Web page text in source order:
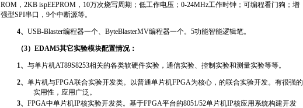
ROM ， 2KB ispEEPROM ， 10万次烧写周期；低工作电压； 0-24MHz工作时钟；可编程看门狗；增
强型SPI串口， 9个中断源等。
4、USB-Blaster编程器一个、ByteBlasterMV编程器一个。5功能智能逻辑笔。
（3）EDAM5其它实验模块配置情况：
1、与单片机AT89S8253相关的各类软硬件实验，通信实验、控制实验和测量实验等等。
2、 单片机与FPGA联合实验开发类。以普通单片机FPGA为核心，的联合实验开发。有很强的
实用性，应用广泛。
3、 FPGA中单片机IP核实验开发类。基于FPGA平台的8051/52单片机IP核应用系统构建开发